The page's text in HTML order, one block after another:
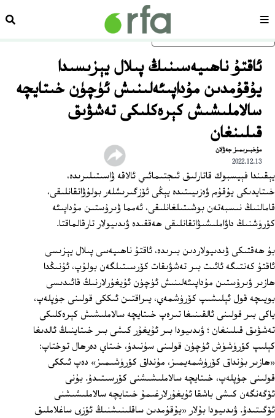
ئاساسلىق مەزمۇنغا ئاتلاڭسەھىپە
ئاقتۇ ناھىيەسىنىڭ پىلال يېزىسىدا
يۇقۇمدىن مۇداپىئەلىنىش ئۈچۈن خىتايچە
سالاملىشىش كېرەكلىكى تەشۋىق
قىلىنغان
مۇخبىرىمىز جەۋلان
2022.12.13
يېقىندا فېيسبوك قاتارلىق ئىجتىمائىي ئالاقە ۋاسىتىلىرىدە،
خىتايدىكى يۇقۇم ۋەزىيىتىدە يېڭى ئۆزگىرىشلەر بولۇۋاتقانلىقى،
قامالنىڭ نىسبەتەن بوشىتىلغانلىقى، ئەمما ۋىرۇستىن مۇداپىئە
كۆرۈشنىڭ داۋاملىشىۋاتقانلىقى ھەققىدە ۋىدىيولار تارقالماقتا.
بۇ ھەقتىكى ۋىدىيولاردىن بىرىدە، ئاقتۇ ناھىيەسى پىلال يېزىسى
ئاقتۇ كەنتىگە ئائىت بىر تەشۋىقات كۆرسىتىلگەن بولۇپ، ئۇنىڭدا
ھازىر ۋىرۇستىن مۇداپىئەلىنىش ئۈچۈن ئۇيغۇرلارنىڭ قائىدىسى
بويىچە قول ئېلىشىپ كۆرۈشمەي، يىراقتىن ئىككى قولىنى جۈپلەپ،
ياكى بىر قولىنى ئالقىنىغا تىرەپ خىتايچە سالاملىشىش كېرەكلىكى
تەشۋىق قىلىنغان ؛ ۋىدىيودا بىر ئۇيغۇر كىشى بىر خىتاينىڭ ئالدىغا
كېلىپ كۆرۈشۈش ئۈچۈن قولىنى سۇنىدۇ، خىتاي دەرھال توختاپ:
«ھازىر بۇنداق كۆرۈشمەيمىز، مۇنداق كۆرۈشىمىز» دەپ ئىككى
قولىنى جۈپلەپ، خىتايچە سالاملىشىشنى كۆرسىتىدۇ. بۇنى
ئۆگەنگەن كىشى باشقا ئۇيغۇرلارغىمۇ خىتايچە سالاملىشىشنى
ئۆگىتىدۇ. ۋىدىيودا بۇلار «يۇقۇمدىن ساقلىنىشنىڭ ئۆزى ساغلاملىق